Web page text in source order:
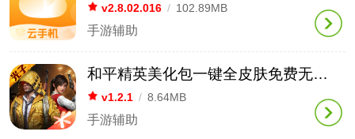
v2.8.02.016 / 102.89MB
手游辅助
和平精英美化包一键全皮肤免费无任务版
v1.2.1 / 8.64MB
手游辅助